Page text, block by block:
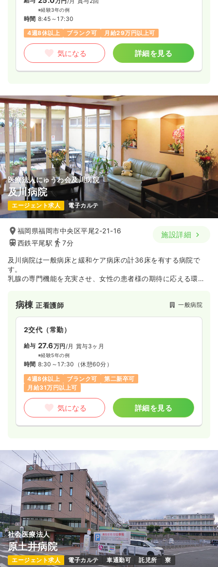
※経験3年の例
時間 8:45～17:30
4週8休以上
ブランク可 月給29万円以上可
気になる 詳細を見る
医療法人にゅうわ会及川病院
及川病院
エージェント求人 電子カルテ
福岡県福岡市中央区平尾2-21-16
西鉄平尾駅
7分
施設詳細
及川病院は一般病床と緩和ケア病床の計36床を有する病院で
す。
乳腺の専門機能を充実させ、女性の患者様の期待に応える環境
また、癌を専門に扱う病院としてホスピスを開設いたしまし
た。患者様に寄り添った丁寧な看護を実践していけるよう、病
院一丸となりケアに取り組んでいます。
病棟正看護師 一般病院
2交代（常勤）
給与 27.6万円/月 賞与3ヶ月
※経験5年の例
時間 8:30～17:30 （休憩60分）
4週8休以上
ブランク可
第二新卒可
月給31万円以上可
気になる 詳細を見る
社会医療法人
原土井病院
エージェント求人 電子カルテ 車通勤可 託児所 寮